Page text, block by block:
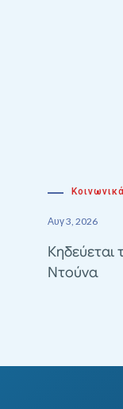
Κοινωνικά
Αυγ 3, 2026
Κηδεύεται
Ντούνα